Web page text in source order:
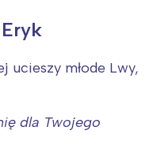
ucieszy młode Lwy,
dla Twojego